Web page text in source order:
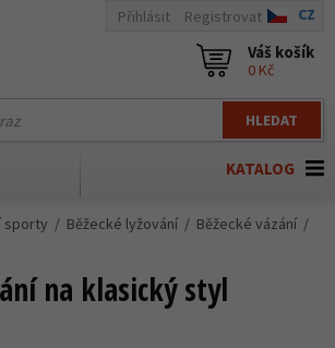
HLEDAT
Přihlásit Registrovat CZ
Váš košík
0 Kč
KATALOG
sporty Běžecké lyžování
Běžecké vázání
na klasický styl